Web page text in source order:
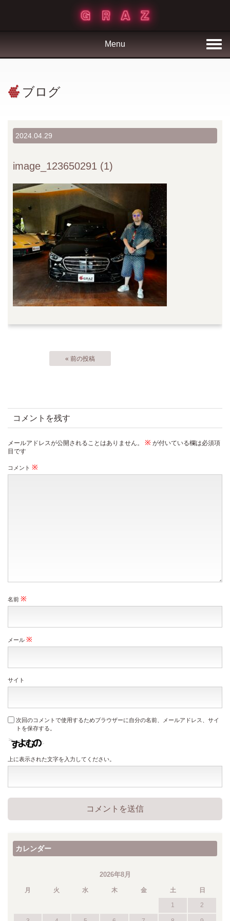
Menu
ブログ
2024.04.29
image_123650291 (1)
« 前の投稿
コメントを残す
メールアドレスが公開されることはありません。 ※ が付いている欄は必須項
目です
コメント ※
名前 ※
メール ※
サイト
次回のコメントで使用するためブラウザーに自分の名前、メールアドレス、サイ
トを保存する。
上に表示された文字を入力してください。
カレンダー
2026年8月
月 火 水 木 金 土 日
1 2